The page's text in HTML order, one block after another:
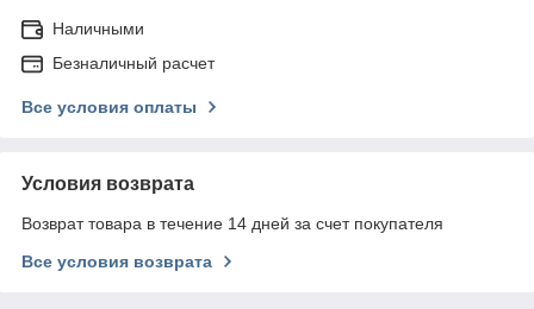
Наличными
Безналичный расчет
Все условия оплаты
Условия возврата
Возврат товара в течение 14 дней за счет покупателя
Все условия возврата